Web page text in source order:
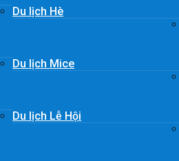
Du lịch Hè
Du lịch Mice
Du lịch Lễ Hội